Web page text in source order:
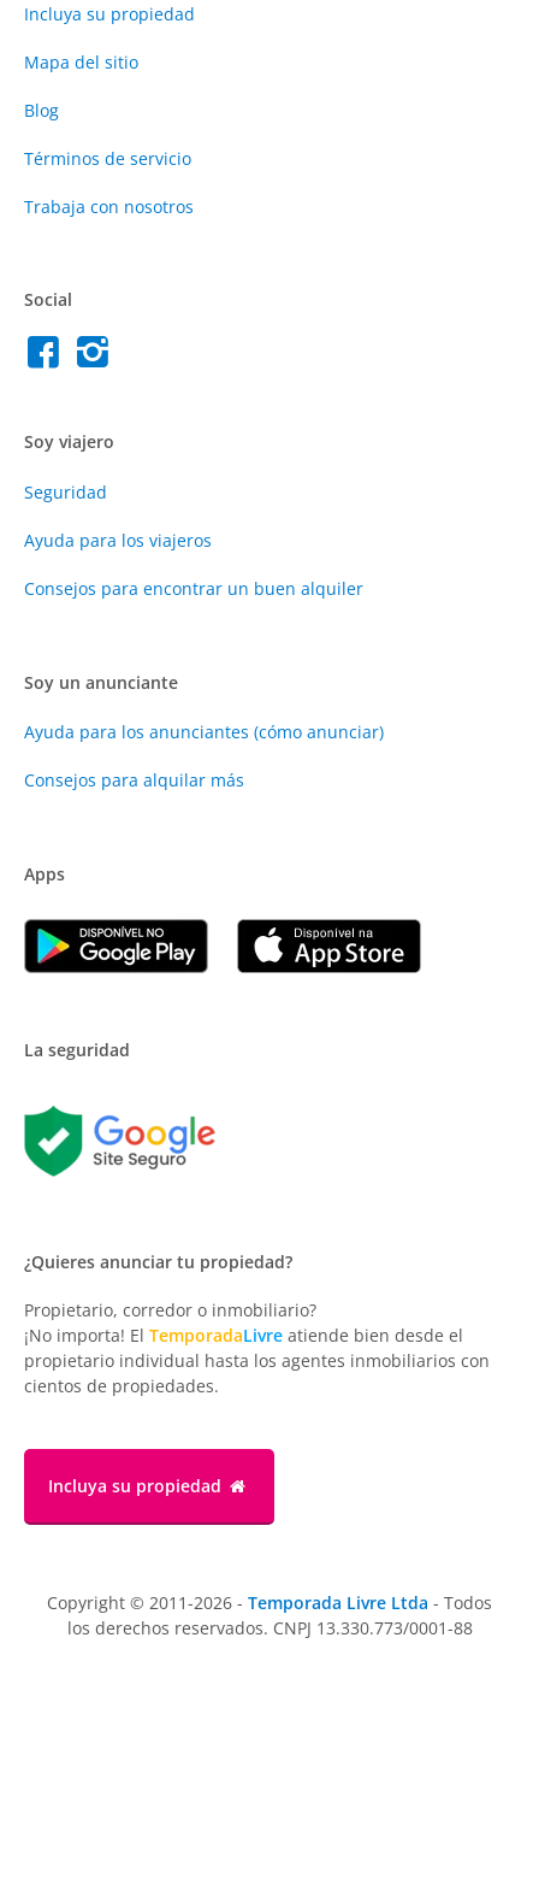
Incluya su propiedad
Mapa del sitio
Blog
Términos de servicio
Trabaja con nosotros
Social
Soy viajero
Seguridad
Ayuda para los viajeros
Consejos para encontrar un buen alquiler
Soy un anunciante
Ayuda para los anunciantes (cómo anunciar)
Consejos para alquilar más
Apps
La seguridad
¿Quieres anunciar tu propiedad?
Propietario, corredor o inmobiliario?
¡No importa! El TemporadaLivre atiende bien desde el
propietario individual hasta los agentes inmobiliarios con
cientos de propiedades.
Incluya su propiedad
Copyright © 2011-2026 - Temporada Livre Ltda - Todos
los derechos reservados. CNPJ 13.330.773/0001-88